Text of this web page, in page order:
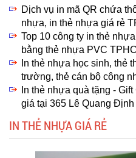
Dịch vụ in mã QR chứa
nhựa, in thẻ nhựa giá rẻ
Top 10 công ty in thẻ
bằng thẻ nhựa PVC
In thẻ nhựa học sinh, thẻ
trường, thẻ cán bộ công
In thẻ nhựa quà tặng -
giá tại 365 Lê Quang Định
IN THẺ NHỰA GIÁ RẺ